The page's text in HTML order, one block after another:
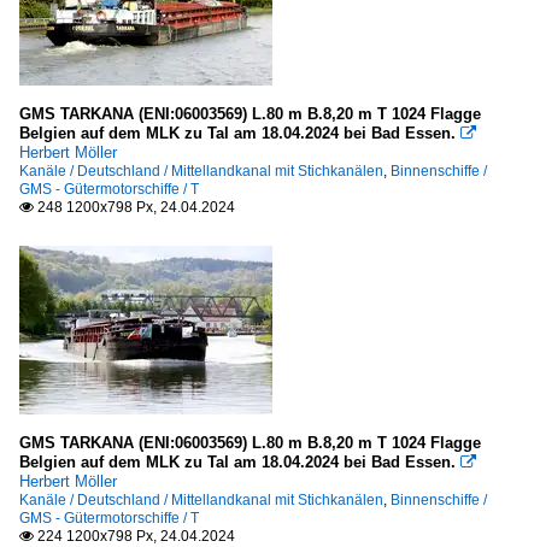
GMS TARKANA (ENI:06003569) L.80 m B.8,20 m T 1024 Flagge
Belgien auf dem MLK zu Tal am 18.04.2024 bei Bad Essen. 
Herbert Möller
Kanäle / Deutschland / Mittellandkanal mit Stichkanälen, Binnenschiffe /
GMS - Gütermotorschiffe / T
 248 1200x798 Px, 24.04.2024
GMS TARKANA (ENI:06003569) L.80 m B.8,20 m T 1024 Flagge
Belgien auf dem MLK zu Tal am 18.04.2024 bei Bad Essen. 
Herbert Möller
Kanäle / Deutschland / Mittellandkanal mit Stichkanälen, Binnenschiffe /
GMS - Gütermotorschiffe / T
 224 1200x798 Px, 24.04.2024